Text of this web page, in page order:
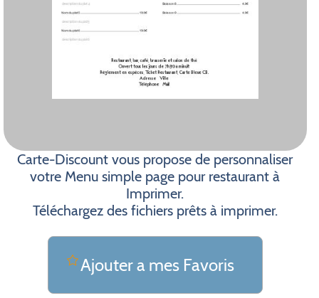
Carte-Discount vous propose de personnaliser
votre Menu simple page pour restaurant à
Imprimer.
Téléchargez des fichiers prêts à imprimer.
Ajouter a mes Favoris